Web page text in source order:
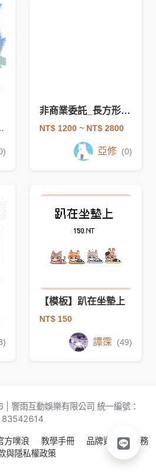
非商業委託_長方形繪圖
NT$ 1200 ~ NT$ 2800
亞修 (0)
【模板】趴在坐墊上
NT$ 150
譚霂 (49)
雨互動娛樂有限公司 統一編號：
83542614
方噗浪 教學手冊 品牌資源
服務
與隱私權政策